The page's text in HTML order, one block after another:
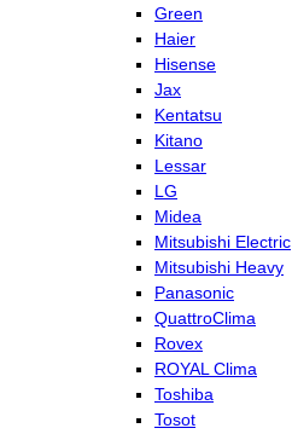
Green
Haier
Hisense
Jax
Kentatsu
Kitano
Lessar
LG
Midea
Mitsubishi Electric
Mitsubishi Heavy
Panasonic
QuattroClima
Rovex
ROYAL Clima
Toshiba
Tosot